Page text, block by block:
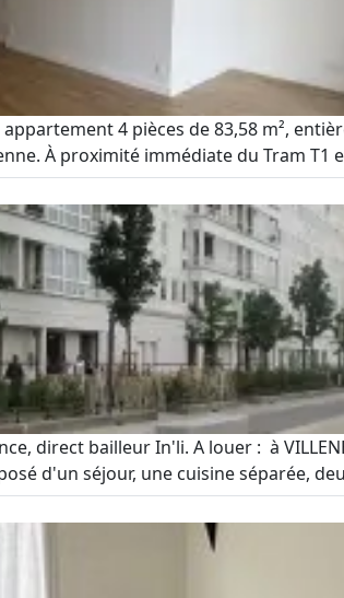
4 pièces de 83,58 m²,
À proximité immédiate du Tram
direct bailleur In'li. A louer : à
d'un séjour, une cuisine séparée,